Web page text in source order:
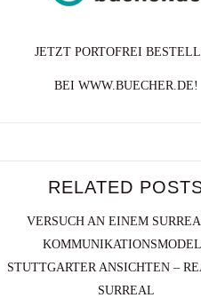
JETZT PORTOFREI
BEI WWW.BUECHER.DE!
RELATED
VERSUCH AN EINEM
STUTTGARTER ANSICHTEN –
SURREAL